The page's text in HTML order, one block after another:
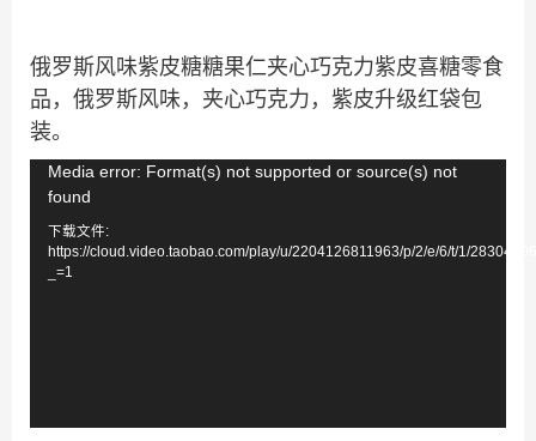
俄罗斯风味紫皮糖糖果仁夹心巧克力紫皮喜糖零食
品，俄罗斯风味，夹心巧克力，紫皮升级红袋包
装。
视
频
Media error: Format(s) not supported or source(s) not
found
下载文件:
https://cloud.video.taobao.com/play/u/2204126811963/p/2/e/6/t/1/
_=1